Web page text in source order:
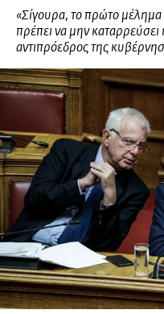
«Σίγουρα, το πρώτο μέλημα
πρέπει να μην
αντιπρόεδρος της